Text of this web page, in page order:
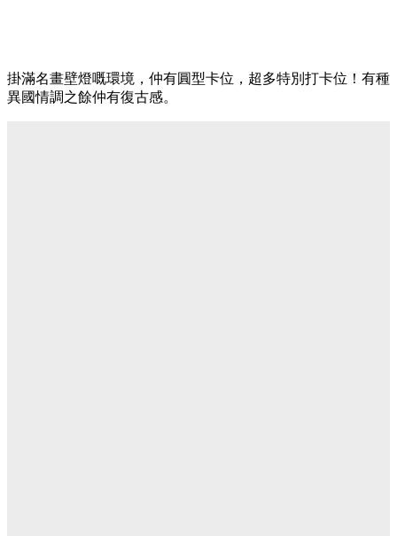
掛滿名畫壁燈嘅環境，仲有圓型卡位，超多特別打卡位！有種
異國情調之餘仲有復古感。